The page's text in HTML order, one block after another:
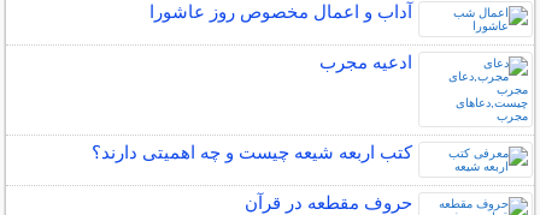
آداب و اعمال مخصوص روز عاشورا
ادعیه مجرب
کتب اربعه شیعه چیست و چه اهمیتی دارند؟
حروف مقطعه در قرآن